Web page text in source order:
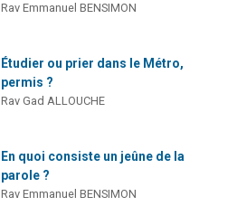
Rav Emmanuel BENSIMON
Étudier ou prier dans le Métro,
permis ?
Rav Gad ALLOUCHE
En quoi consiste un jeûne de la
parole ?
Rav Emmanuel BENSIMON